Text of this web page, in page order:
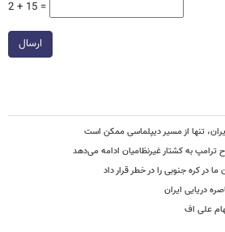
2 + 15 =
ارسال
تنها از مسیر دیپلماسی ممکن است
ترامپ به کشتار غیرنظامیان ادامه می‌دهد
در کره جنوبی را در خطر قرار داد
دریایی ایران
علی اف